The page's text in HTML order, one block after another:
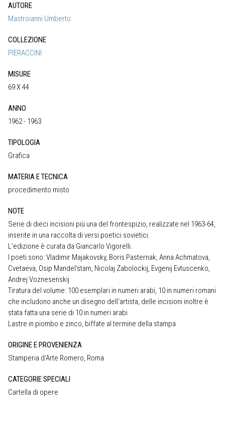
AUTORE
Mastroianni Umberto
COLLEZIONE
PIERACCINI
MISURE
69 X 44
ANNO
1962 - 1963
TIPOLOGIA
Grafica
MATERIA E TECNICA
procedimento misto
NOTE
Serie di dieci incisioni più una del frontespizio, realizzate nel 1963-64,
inserite in una raccolta di versi poetici sovietici.
L‘edizione è curata da Giancarlo Vigorelli.
I poeti sono: Vladimir Majakovsky, Boris Pasternak, Anna Achmatova,
Cvetaeva, Osip Mandel‘stam, Nicolaj Zabolockij, Evgenij Evtuscenko,
Andrej Voznesenskij
Tiratura del volume: 100 esemplari in numeri arabi, 10 in numeri romani
che includono anche un disegno dell‘artista, delle incisioni inoltre è
stata fatta una serie di 10 in numeri arabi
Lastre in piombo e zinco, biffate al termine della stampa
ORIGINE E PROVENIENZA
Stamperia d‘Arte Romero, Roma
CATEGORIE SPECIALI
Cartella di opere